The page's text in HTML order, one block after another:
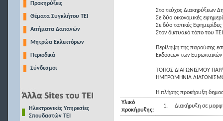
Προκηρύξεις
Θέματα Συγκλήτου ΤΕΙ
Αιτήματα Δαπανών
Μητρώα Εκλεκτόρων
Περιοδικά
Σύνδεσμοι
Ηλεκτρονικές Υπηρεσίες
Σπουδαστών ΤΕΙ
Στο τεύχος Διακηρύξεων
Σε δύο οικονομικές
Σε δύο τοπικές
Στον δικτυακό τόπο του
Περίληψη της παρούσης
Εκδόσεων των Ευρωπαϊκών
ΤΟΠΟΣ ΔΙΑΓΩΝΙΣΜΟΥ
ΗΜΕΡΟΜΗΝΙΑ
Η πλήρης προκήρυξη
Υλικό
προκήρυξης:
1. Διακήρυξη σε